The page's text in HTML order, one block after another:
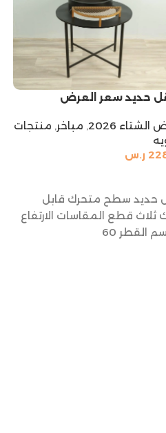
حديد سعر العرض
2026
, مباخر, منتجات
ر.س
حديد سطح متحرك قابل
ثلاث قطع المقاسات الارتفاع